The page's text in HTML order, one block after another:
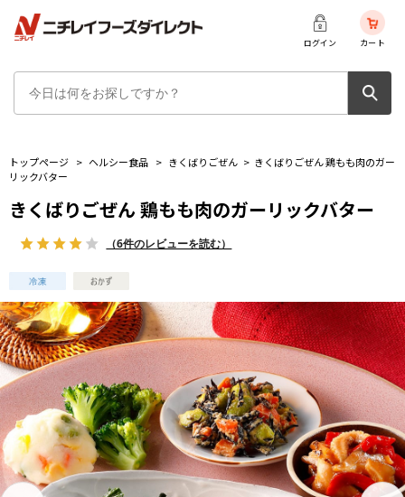
ログイン カート
トップページ > ヘルシー食品 > きくばりごぜん > きくばりごぜん 鶏もも肉のガー
リックバター
きくばりごぜん 鶏もも肉のガーリックバター
（6件のレビューを読む）